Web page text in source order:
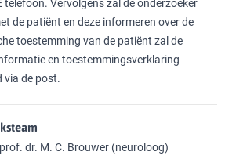
telefoon. Vervolgens zal de onderzoeker
de patiënt en deze informeren over de
toestemming van de patiënt zal de
en toestemmingsverklaring
via de post.
dr. M. C. Brouwer (neuroloog)